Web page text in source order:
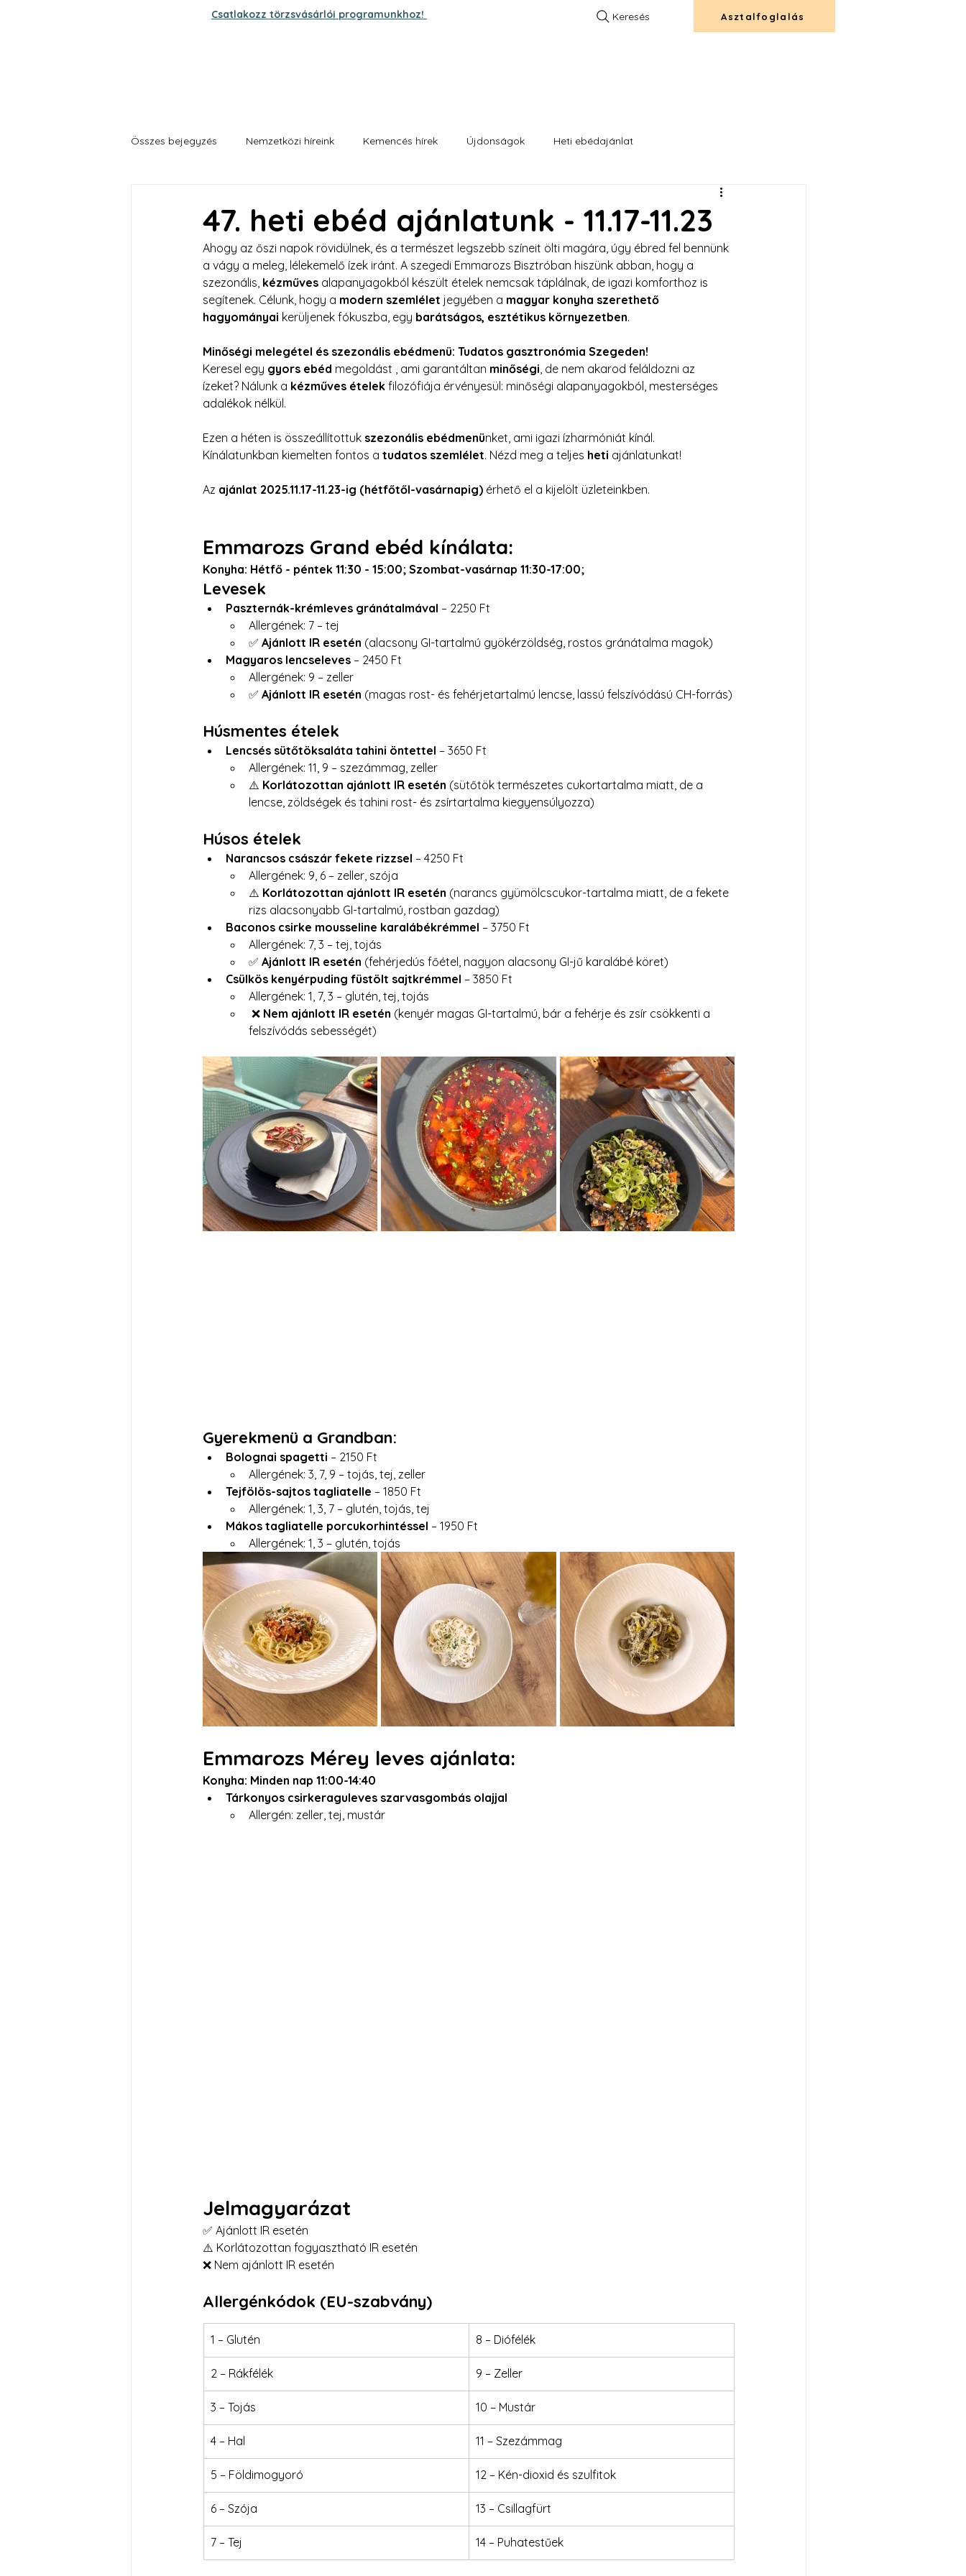
Asztalfoglalás
Csatlakozz törzsvásárlói programunkhoz! Keresés
Összes bejegyzés Nemzetközi híreink Kemencés hírek Újdonságok Heti ebédajánlat
47. heti ebéd ajánlatunk - 11.17-11.23
Ahogy az őszi napok rövidülnek, és a természet legszebb színeit ölti magára, úgy ébred fel bennünk
a vágy a meleg, lélekemelő ízek iránt. A szegedi Emmarozs Bisztróban hiszünk abban, hogy a
szezonális, kézműves alapanyagokból készült ételek nemcsak táplálnak, de igazi komforthoz is
segítenek. Célunk, hogy a modern szemlélet jegyében a magyar konyha szerethető
hagyományai kerüljenek fókuszba, egy barátságos, esztétikus környezetben.
Minőségi melegétel és szezonális ebédmenü: Tudatos gasztronómia Szegeden!
Keresel egy gyors ebéd megoldást , ami garantáltan minőségi, de nem akarod feláldozni az
ízeket? Nálunk a kézműves ételek filozófiája érvényesül: minőségi alapanyagokból, mesterséges
adalékok nélkül.
Ezen a héten is összeállítottuk szezonális ebédmenünket, ami igazi ízharmóniát kínál.
Kínálatunkban kiemelten fontos a tudatos szemlélet. Nézd meg a teljes heti ajánlatunkat!
Az ajánlat 2025.11.17-11.23-ig (hétfőtől-vasárnapig) érhető el a kijelölt üzleteinkben.
Emmarozs Grand ebéd kínálata:
Konyha: Hétfő - péntek 11:30 - 15:00; Szombat-vasárnap 11:30-17:00;
Levesek
Paszternák-krémleves gránátalmával – 2250 Ft
Allergének: 7 – tej
✅ Ajánlott IR esetén (alacsony GI-tartalmú gyökérzöldség, rostos gránátalma magok)
Magyaros lencseleves – 2450 Ft
Allergének: 9 – zeller
✅ Ajánlott IR esetén (magas rost- és fehérjetartalmú lencse, lassú felszívódású CH-forrás)
Húsmentes ételek
Lencsés sütőtöksaláta tahini öntettel – 3650 Ft
Allergének: 11, 9 – szezámmag, zeller
⚠️ Korlátozottan ajánlott IR esetén (sütőtök természetes cukortartalma miatt, de a
lencse, zöldségek és tahini rost- és zsírtartalma kiegyensúlyozza)
Húsos ételek
Narancsos császár fekete rizzsel – 4250 Ft
Allergének: 9, 6 – zeller, szója
⚠️ Korlátozottan ajánlott IR esetén (narancs gyümölcscukor-tartalma miatt, de a fekete
rizs alacsonyabb GI-tartalmú, rostban gazdag)
Baconos csirke mousseline karalábékrémmel – 3750 Ft
Allergének: 7, 3 – tej, tojás
✅ Ajánlott IR esetén (fehérjedús főétel, nagyon alacsony GI-jű karalábé köret)
Csülkös kenyérpuding füstölt sajtkrémmel – 3850 Ft
Allergének: 1, 7, 3 – glutén, tej, tojás
❌ Nem ajánlott IR esetén (kenyér magas GI-tartalmú, bár a fehérje és zsír csökkenti a
felszívódás sebességét)
Gyerekmenü a Grandban:
Bolognai spagetti – 2150 Ft
Allergének: 3, 7, 9 – tojás, tej, zeller
Tejfölös-sajtos tagliatelle – 1850 Ft
Allergének: 1, 3, 7 – glutén, tojás, tej
Mákos tagliatelle porcukorhintéssel – 1950 Ft
Allergének: 1, 3 – glutén, tojás
Emmarozs Mérey leves ajánlata:
Konyha: Minden nap 11:00-14:40
Tárkonyos csirkeraguleves szarvasgombás olajjal
Allergén: zeller, tej, mustár
Jelmagyarázat
✅ Ajánlott IR esetén
⚠️ Korlátozottan fogyasztható IR esetén
❌ Nem ajánlott IR esetén
Allergénkódok (EU-szabvány)
1 – Glutén 8 – Diófélék
2 – Rákfélék 9 – Zeller
3 – Tojás 10 – Mustár
4 – Hal 11 – Szezámmag
5 – Földimogyoró 12 – Kén-dioxid és szulfitok
6 – Szója 13 – Csillagfürt
7 – Tej 14 – Puhatestűek